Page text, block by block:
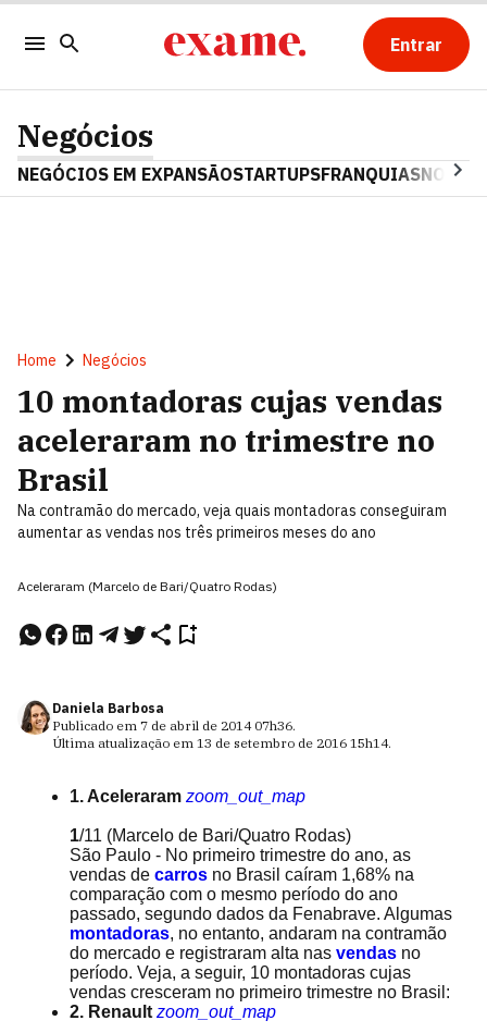
Entrar
Negócios
NEGÓCIOS EM EXPANSÃOSTARTUPSFRANQUIAS
Home Negócios
10 montadoras cujas vendas
aceleraram no trimestre no
Brasil
Na contramão do mercado, veja quais montadoras conseguiram
aumentar as vendas nos três primeiros meses do ano
Aceleraram (Marcelo de Bari/Quatro Rodas)
Daniela Barbosa
Publicado em 7 de abril de 2014 07h36.
Última atualização em 13 de setembro de 2016 15h14.
1. Aceleraram zoom_out_map
1/11 (Marcelo de Bari/Quatro Rodas)
São Paulo - No primeiro trimestre do ano, as
vendas de carros no Brasil caíram 1,68% na
comparação com o mesmo período do ano
passado, segundo dados da Fenabrave. Algumas
montadoras, no entanto, andaram na contramão
do mercado e registraram alta nas vendas no
período. Veja, a seguir, 10 montadoras cujas
vendas cresceram no primeiro trimestre no Brasil:
2. Renault zoom_out_map